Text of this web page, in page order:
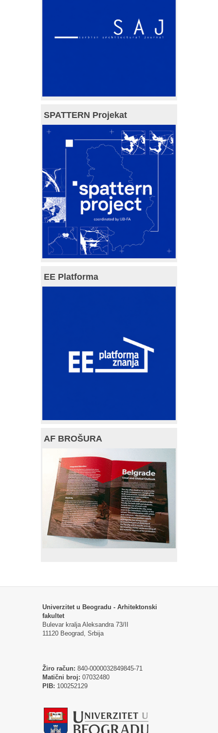
SPATTERN Projekat
EE Platforma
AF BROŠURA
Univerzitet u Beogradu - Arhitektonski
fakultet
Bulevar kralja Aleksandra 73/II
11120 Beograd, Srbija
Žiro račun: 840-0000032849845-71
Matični broj: 07032480
PIB: 100252129